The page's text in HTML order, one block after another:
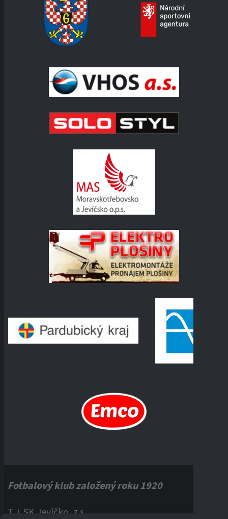
Fotbalový klub založený roku 1920
T.J. SK Jevíčko, z.s.